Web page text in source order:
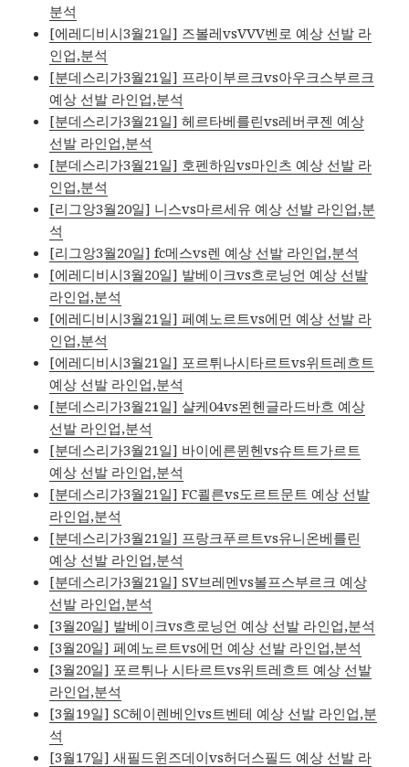
분석
[에레디비시3월21일] 즈볼레vsVVV벤로 예상 선발 라
인업,분석
[분데스리가3월21일] 프라이부르크vs아우크스부르크
예상 선발 라인업,분석
[분데스리가3월21일] 헤르타베를린vs레버쿠젠 예상
선발 라인업,분석
[분데스리가3월21일] 호펜하임vs마인츠 예상 선발 라
인업,분석
[리그앙3월20일] 니스vs마르세유 예상 선발 라인업,분
석
[리그앙3월20일] fc메스vs렌 예상 선발 라인업,분석
[에레디비시3월20일] 발베이크vs흐로닝언 예상 선발
라인업,분석
[에레디비시3월21일] 페예노르트vs에먼 예상 선발 라
인업,분석
[에레디비시3월21일] 포르튀나시타르트vs위트레흐트
예상 선발 라인업,분석
[분데스리가3월21일] 샬케04vs묀헨글라드바흐 예상
선발 라인업,분석
[분데스리가3월21일] 바이에른뮌헨vs슈트트가르트
예상 선발 라인업,분석
[분데스리가3월21일] FC쾰른vs도르트문트 예상 선발
라인업,분석
[분데스리가3월21일] 프랑크푸르트vs유니온베를린
예상 선발 라인업,분석
[분데스리가3월21일] SV브레멘vs볼프스부르크 예상
선발 라인업,분석
[3월20일] 발베이크vs흐로닝언 예상 선발 라인업,분석
[3월20일] 페예노르트vs에먼 예상 선발 라인업,분석
[3월20일] 포르튀나 시타르트vs위트레흐트 예상 선발
라인업,분석
[3월19일] SC헤이렌베인vs트벤테 예상 선발 라인업,분
석
[3월17일] 새필드윈즈데이vs허더스필드 예상 선발 라